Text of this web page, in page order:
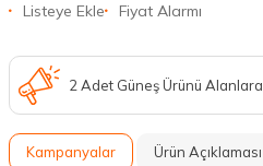
Listeye Ekle Fiyat Alarmı
2 Adet Güneş Ürünü Alanlara
Kampanyalar Ürün Açıklaması